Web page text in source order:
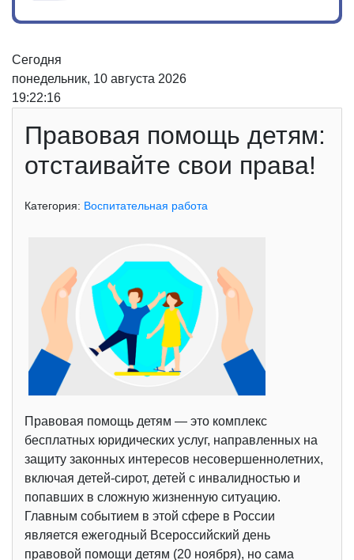
Сегодня
понедельник, 10 августа 2026
19:22:16
Правовая помощь детям:
отстаивайте свои права!
Категория: Воспитательная работа
Правовая помощь детям — это комплекс
бесплатных юридических услуг, направленных на
защиту законных интересов несовершеннолетних,
включая детей-сирот, детей с инвалидностью и
попавших в сложную жизненную ситуацию.
Главным событием в этой сфере в России
является ежегодный Всероссийский день
правовой помощи детям (20 ноября), но сама